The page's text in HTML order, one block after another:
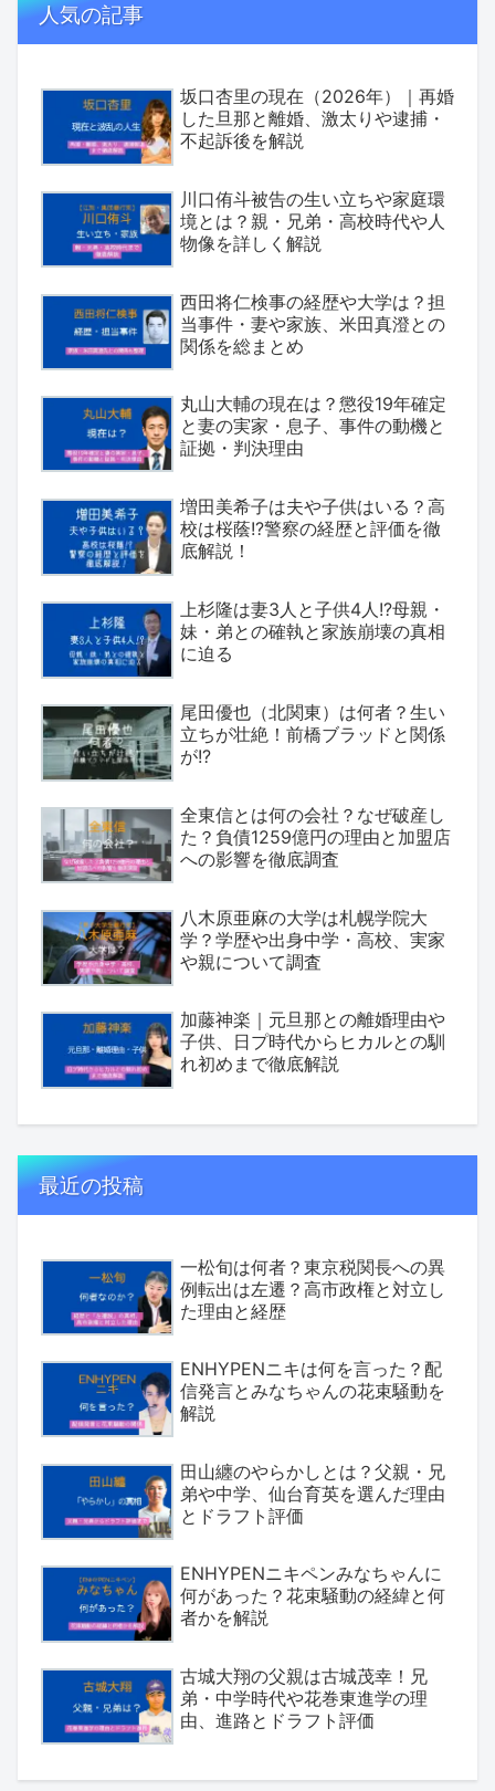
人気の記事
坂口杏里の現在（2026年）｜再婚
した旦那と離婚、激太りや逮捕・
不起訴後を解説
川口侑斗被告の生い立ちや家庭環
境とは？親・兄弟・高校時代や人
物像を詳しく解説
西田将仁検事の経歴や大学は？担
当事件・妻や家族、米田真澄との
関係を総まとめ
丸山大輔の現在は？懲役19年確定
と妻の実家・息子、事件の動機と
証拠・判決理由
増田美希子は夫や子供はいる？高
校は桜蔭!?警察の経歴と評価を徹
底解説！
上杉隆は妻3人と子供4人!?母親・
妹・弟との確執と家族崩壊の真相
に迫る
尾田優也（北関東）は何者？生い
立ちが壮絶！前橋ブラッドと関係
が!?
全東信とは何の会社？なぜ破産し
た？負債1259億円の理由と加盟店
への影響を徹底調査
八木原亜麻の大学は札幌学院大
学？学歴や出身中学・高校、実家
や親について調査
加藤神楽｜元旦那との離婚理由や
子供、日プ時代からヒカルとの馴
れ初めまで徹底解説
最近の投稿
一松旬は何者？東京税関長への異
例転出は左遷？高市政権と対立し
た理由と経歴
ENHYPENニキは何を言った？配
信発言とみなちゃんの花束騒動を
解説
田山纏のやらかしとは？父親・兄
弟や中学、仙台育英を選んだ理由
とドラフト評価
ENHYPENニキペンみなちゃんに
何があった？花束騒動の経緯と何
者かを解説
古城大翔の父親は古城茂幸！兄
弟・中学時代や花巻東進学の理
由、進路とドラフト評価